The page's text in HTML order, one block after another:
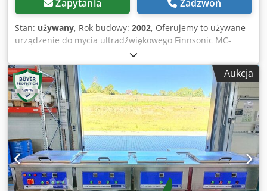
Zapytania Zadzwoń
Stan: używany, Rok budowy: 2002, Oferujemy to używane
urządzenie do mycia ultradźwiękowego Finnsonic MC-
360/III, rok produkcji 2002. Dedpeywua Tofx Afnock W
przypadku pytań lub potrzeby uzyskania dodatkowych
informacji, prosimy o wiadomość lub telefon. Wymiary
poszczególnych wanien to ok. szerokość 750 mm x
głębokość 600 mm x wysokość 600 mm.
Aukcja